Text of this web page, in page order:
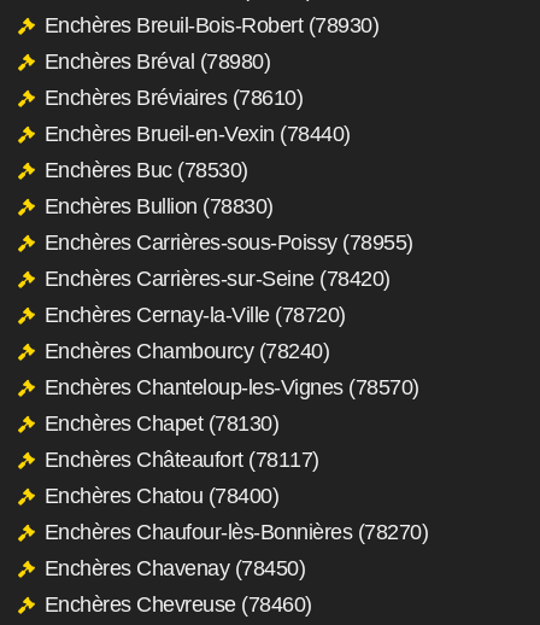
Enchères Breuil-Bois-Robert (78930)
Enchères Bréval (78980)
Enchères Bréviaires (78610)
Enchères Brueil-en-Vexin (78440)
Enchères Buc (78530)
Enchères Bullion (78830)
Enchères Carrières-sous-Poissy (78955)
Enchères Carrières-sur-Seine (78420)
Enchères Cernay-la-Ville (78720)
Enchères Chambourcy (78240)
Enchères Chanteloup-les-Vignes (78570)
Enchères Chapet (78130)
Enchères Châteaufort (78117)
Enchères Chatou (78400)
Enchères Chaufour-lès-Bonnières (78270)
Enchères Chavenay (78450)
Enchères Chevreuse (78460)